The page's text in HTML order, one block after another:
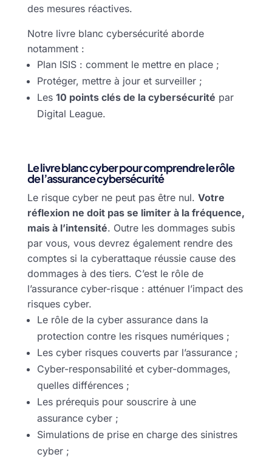
des mesures réactives.
Notre livre blanc cybersécurité aborde
notamment :
Plan ISIS : comment le mettre en place ;
Protéger, mettre à jour et surveiller ;
Les 10 points clés de la cybersécurité par
Digital League.
Le livre blanc cyber pour comprendre le rôle
de l’assurance cybersécurité
Le risque cyber ne peut pas être nul. Votre
réflexion ne doit pas se limiter à la fréquence,
mais à l’intensité. Outre les dommages subis
par vous, vous devrez également rendre des
comptes si la cyberattaque réussie cause des
dommages à des tiers. C’est le rôle de
l’assurance cyber-risque : atténuer l’impact des
risques cyber.
Le rôle de la cyber assurance dans la
protection contre les risques numériques ;
Les cyber risques couverts par l’assurance ;
Cyber-responsabilité et cyber-dommages,
quelles différences ;
Les prérequis pour souscrire à une
assurance cyber ;
Simulations de prise en charge des sinistres
cyber ;